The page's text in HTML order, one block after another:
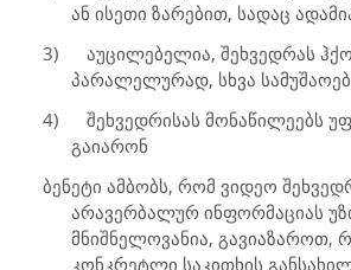
ან ისეთი ზარებით, სადაც
3)
აუცილებელია, შეხვედრას
პარალელურად, სხვა
4)
შეხვედრისას მონაწილეებს
გაიარონ
ბენეტი ამბობს, რომ ვიდეო
არავერბალურ ინფორმაციას
მნიშნელოვანია, გავიაზაროთ,
კონკრეტლი საკითხის